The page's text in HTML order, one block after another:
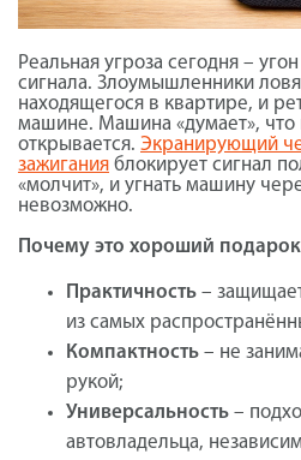
Реальная угроза сегодня –
сигнала. Злоумышленники
находящегося в квартире, и
машине. Машина «думает»,
открывается. Экранирующий
зажигания блокирует сигнал
«молчит», и угнать машину
невозможно.
Почему это хороший
Практичность –
из самых
Компактность – не
рукой;
Универсальность –
автовладельца,